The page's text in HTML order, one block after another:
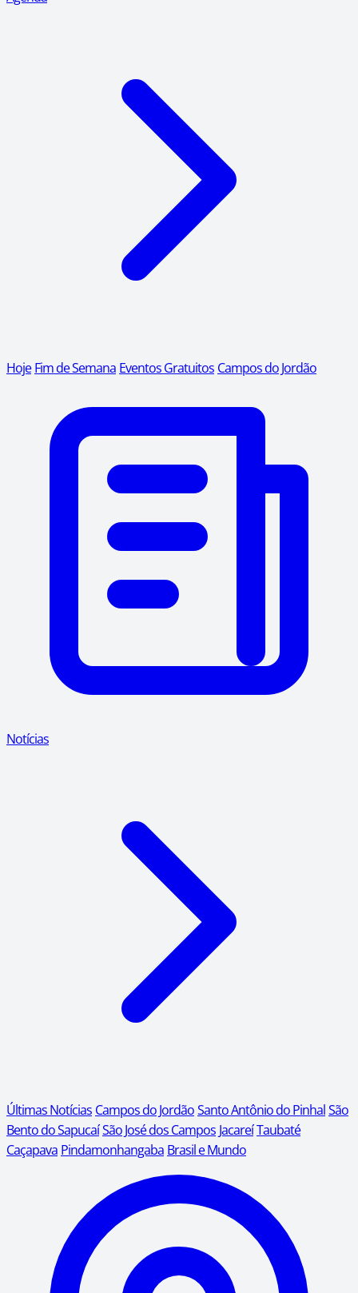
Hoje Fim de Semana Eventos Gratuitos Campos do Jordão
Notícias
Últimas Notícias Campos do JordãoSanto Antônio do PinhalSão
Bento do SapucaíSão José dos Campos JacareíTaubaté
Caçapava Pindamonhangaba Brasil e Mundo